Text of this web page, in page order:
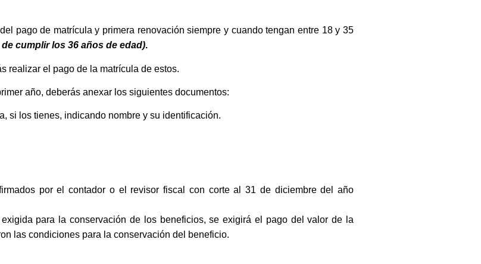
pago de matrícula y primera renovación siempre y cuando tengan entre 18 y 35
cumplir los 36 años de edad).
realizar el pago de la matrícula de estos.
año, deberás anexar los siguientes documentos:
si los tienes, indicando nombre y su identificación.
por el contador o el revisor fiscal con corte al 31 de diciembre del año
para la conservación de los beneficios, se exigirá el pago del valor de la
las condiciones para la conservación del beneficio.